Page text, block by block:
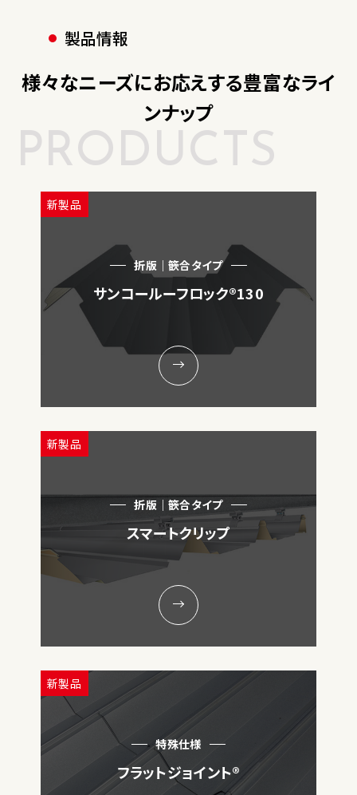
製品情報
様々なニーズにお応えする豊富なライ
ンナップ
PRODUC T S
新製品
折版｜篏合タイプ
サンコールーフロック®130
新製品
折版｜篏合タイプ
スマートクリップ
新製品
特殊仕様
フラットジョイント®